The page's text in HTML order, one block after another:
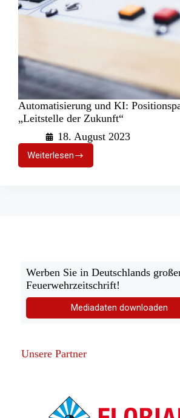
Automatisierung und KI:
„Leitstelle der Zukunft“
18. August 2023
WeiterlesenAutomatisierung
und
Werben Sie in Deutschlands
Feuerwehrzeitschrift!
Mediadaten downloaden
Unsere Partner